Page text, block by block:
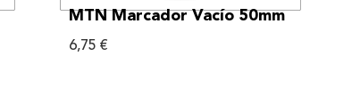
VER MÁS
MTN Marcador Vacío 50mm
6,75 €